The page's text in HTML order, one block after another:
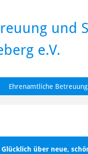
und
e.V.
Ehrenamtliche Betreuung
Glücklich über neue,